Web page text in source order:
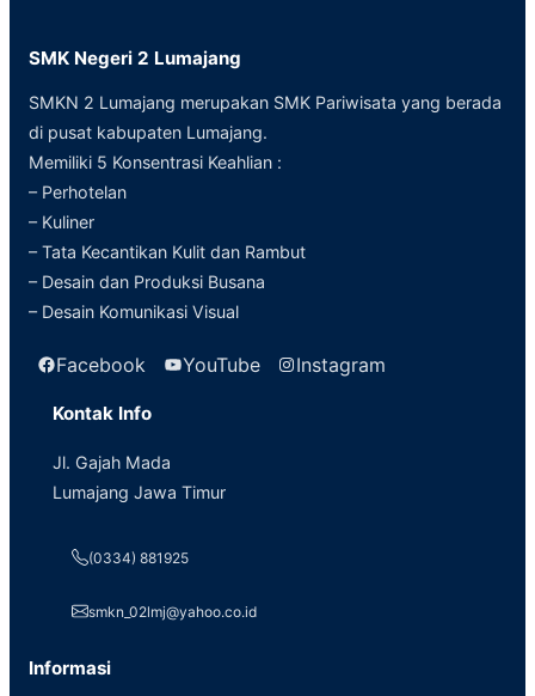
SMK Negeri 2 Lumajang
SMKN 2 Lumajang merupakan SMK Pariwisata yang berada
di pusat kabupaten Lumajang.
Memiliki 5 Konsentrasi Keahlian :
– Perhotelan
– Kuliner
– Tata Kecantikan Kulit dan Rambut
– Desain dan Produksi Busana
– Desain Komunikasi Visual
Facebook YouTube Instagram
Kontak Info
Jl. Gajah Mada
Lumajang Jawa Timur
(0334) 881925
smkn_02lmj@yahoo.co.id
Informasi